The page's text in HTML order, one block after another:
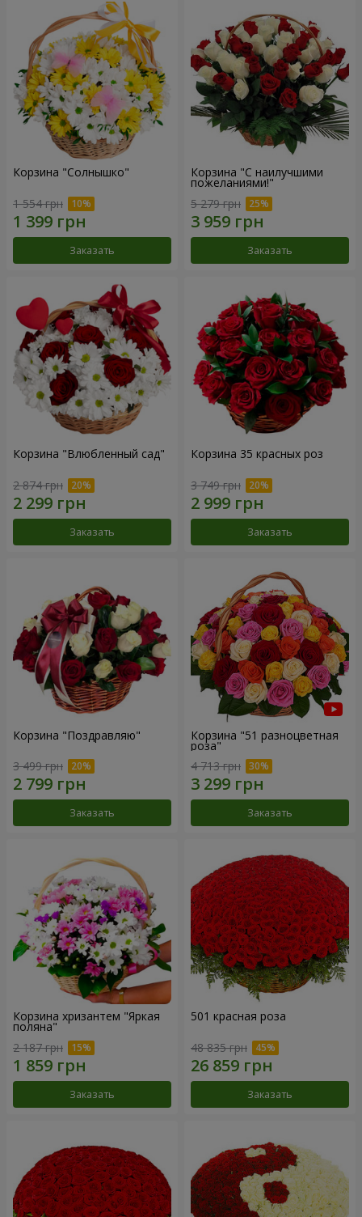
Корзина "Солнышко"
1 554 грн
Заказать
Корзина "С наилучшими
пожеланиями!"
5 279 грн
Заказать
Корзина "Влюбленный сад"
2 874 грн
Заказать
Корзина 35 красных роз
3 749 грн
Заказать
Корзина "Поздравляю"
3 499 грн
Заказать
Корзина "51 разноцветная
роза"
4 713 грн
Заказать
Корзина хризантем "Яркая
поляна"
2 187 грн
Заказать
501 красная роза
48 835 грн
Заказать